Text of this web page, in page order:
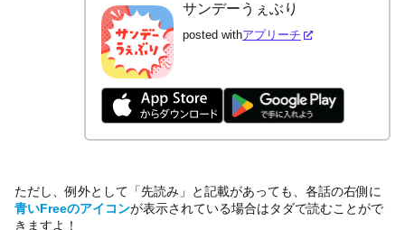
サンデーうぇぶり
posted withアプリーチ
ただし、例外として「先読み」と記載があっても、各話の右側に
青いFreeのアイコンが表示されている場合はタダで読むことがで
きますよ！